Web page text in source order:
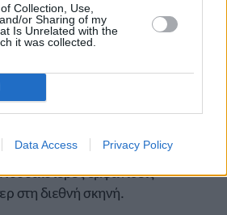
Collection, Use,
or Sharing of my
Is Unrelated with the
it was collected.
Data Access Privacy Policy
Έχοντας αυτό κατά νου, θα
αν το σύστημα
και με θεωρούσε ότι είμαι
μεταλλίου», είπε η Τζαμαϊκανή
4 στο Λονδίνο.
Sprint to Freedom», που
εμφανίσεις
στη διεθνή σκηνή.